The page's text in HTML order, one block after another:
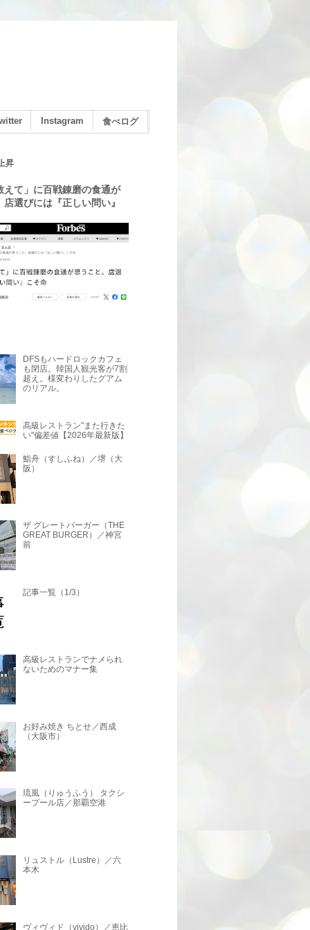
Instagram 食べログ
昇
えて」に百戦錬磨の食通が
選びには『正しい問い』
DFSもハードロックカフェ
も閉店。韓国人観光客が7割
超え。様変わりしたグアム
のリアル。
高級レストラン"また行きた
い"偏差値【2026年最新版】
鮨舟（すしふね）／堺（大
阪）
ザ グレートバーガー（THE
GREAT BURGER）／神宮
前
記事一覧（1/3）
高級レストランでナメられ
ないためのマナー集
お好み焼き ちとせ／西成
（大阪市）
琉風（りゅうふう） タクシ
ープール店／那覇空港
リュストル（Lustre）／六
本木
ヴィヴィド（vivido）／恵比